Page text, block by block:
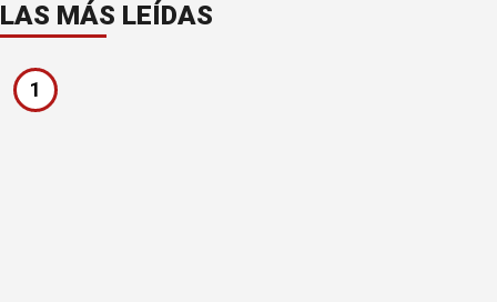
LAS MÁS LEÍDAS
1